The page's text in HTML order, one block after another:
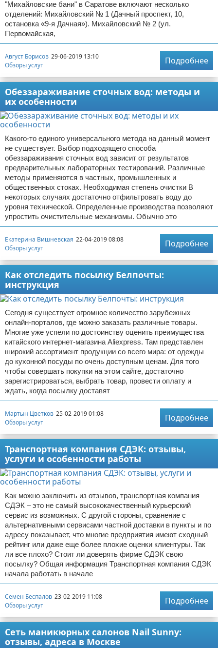
"Михайловские бани" в Саратове включают несколько
отделений: Михайловский № 1 (Дачный проспект, 10,
остановка «9-я Дачная»). Михайловский № 2 (ул.
Первомайская,
Август Борисов 29-06-2019 13:10
Обзоры услуг
Подробнее
Обеззараживание сточных вод: методы и
их особенности
Какого-то единого универсального метода на данный момент
не существует. Выбор подходящего способа
обеззараживания сточных вод зависит от результатов
предварительных лабораторных тестирований. Различные
методы применяются в частных, промышленных и
общественных стоках. Необходимая степень очистки В
некоторых случаях достаточно отфильтровать воду до
уровня технической. Определенные производства позволяют
упростить очистительные механизмы. Обычно это
Екатерина Вишневская 22-04-2019 08:08
Обзоры услуг
Подробнее
Как отследить посылку Белпочты:
инструкция
Сегодня существует огромное количество зарубежных
онлайн-порталов, где можно заказать различные товары.
Многие уже успели по достоинству оценить преимущества
китайского интернет-магазина Aliexpress. Там представлен
широкий ассортимент продукции со всего мира: от одежды
до кухонной посуды по очень доступным ценам. Для того
чтобы совершать покупки на этом сайте, достаточно
зарегистрироваться, выбрать товар, провести оплату и
ждать, когда посылку доставят
Мартын Цветков 25-02-2019 01:08
Обзоры услуг
Подробнее
Транспортная компания СДЭК: отзывы,
услуги и особенности работы
Как можно заключить из отзывов, транспортная компания
СДЭК – это не самый высококачественный курьерский
сервис из возможных. С другой стороны, сравнение с
альтернативными сервисами частной доставки в пункты и по
адресу показывает, что многие предприятия имеют сходный
рейтинг или даже еще более плохие оценки клиентуры. Так
ли все плохо? Стоит ли доверять фирме СДЭК свою
посылку? Общая информация Транспортная компания СДЭК
начала работать в начале
Семен Беспалов 23-02-2019 11:08
Обзоры услуг
Подробнее
Сеть маникюрных салонов Nail Sunny:
отзывы, адреса в Москве